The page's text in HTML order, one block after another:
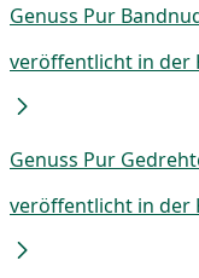
Genuss Pur
veröffentlicht in der
Genuss Pur
veröffentlicht in der